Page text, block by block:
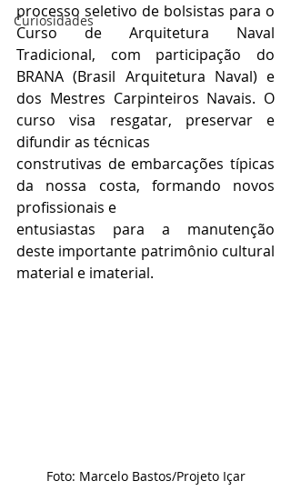
Curiosidades
processo seletivo de bolsistas para o
Curso de Arquitetura Naval
Tradicional, com participação do
BRANA (Brasil Arquitetura Naval) e
dos Mestres Carpinteiros Navais. O
curso visa resgatar, preservar e
difundir as técnicas
construtivas de embarcações típicas
da nossa costa, formando novos
profissionais e
entusiastas para a manutenção
deste importante patrimônio cultural
material e imaterial.
Foto: Marcelo Bastos/Projeto Içar